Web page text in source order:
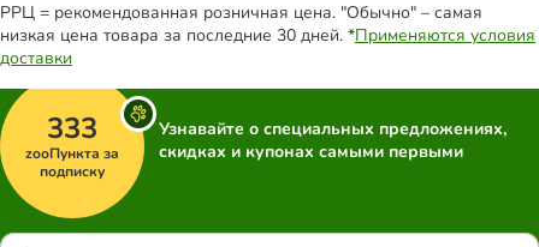
РРЦ = рекомендованная розничная цена. "Обычно" – самая
низкая цена товара за последние 30 дней. *Применяются условия
доставки
333
zooПункта за
подписку
Узнавайте о специальных предложениях,
скидках и купонах самыми первыми